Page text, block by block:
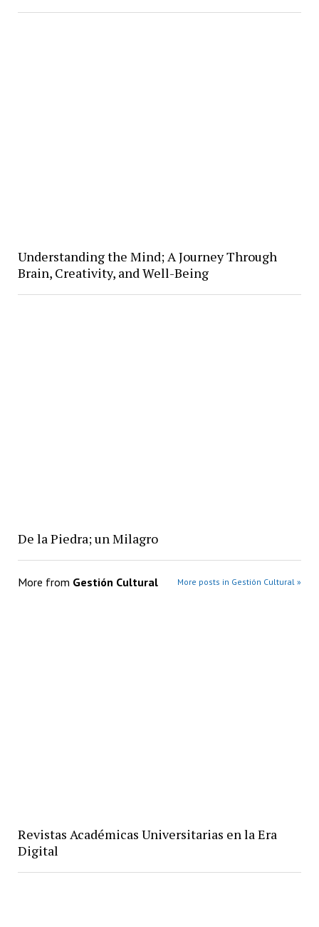
Understanding the Mind; A Journey Through
Brain, Creativity, and Well-Being
De la Piedra; un Milagro
More from Gestión Cultural More posts in Gestión Cultural »
Revistas Académicas Universitarias en la Era
Digital